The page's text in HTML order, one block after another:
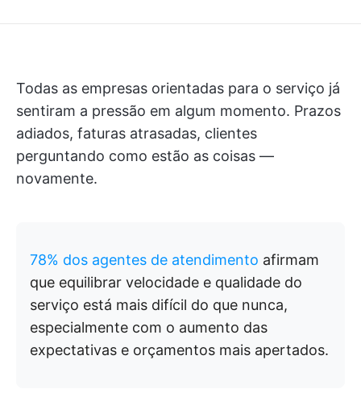
Todas as empresas orientadas para o serviço já
sentiram a pressão em algum momento. Prazos
adiados, faturas atrasadas, clientes
perguntando como estão as coisas —
novamente.
78% dos agentes de atendimento afirmam
que equilibrar velocidade e qualidade do
serviço está mais difícil do que nunca,
especialmente com o aumento das
expectativas e orçamentos mais apertados.